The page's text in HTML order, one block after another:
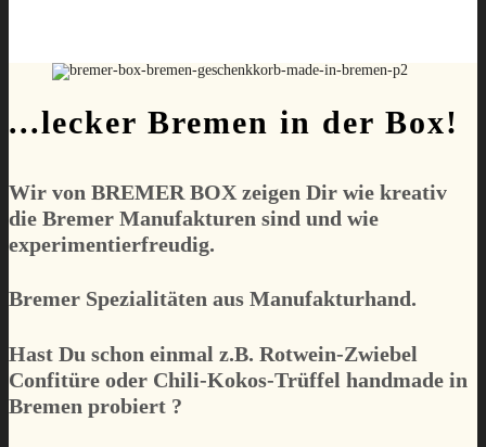
...lecker Bremen in der Box!
Wir von BREMER BOX zeigen Dir wie kreativ
die Bremer Manufakturen sind und wie
experimentierfreudig.
Bremer Spezialitäten aus Manufakturhand.
Hast Du schon einmal z.B. Rotwein-Zwiebel
Confitüre oder Chili-Kokos-Trüffel handmade in
Bremen probiert ?